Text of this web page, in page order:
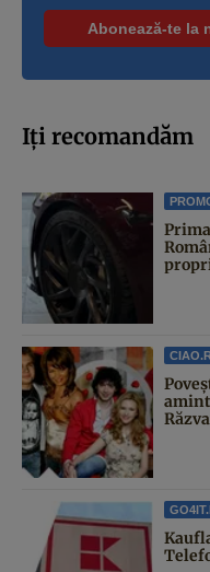
Iți recomandăm